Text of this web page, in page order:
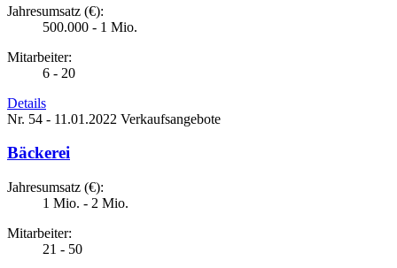
Jahresumsatz (€):
500.000 - 1 Mio.
Mitarbeiter:
6 - 20
Details
Nr. 54 - 11.01.2022 Verkaufsangebote
Bäckerei
Jahresumsatz (€):
1 Mio. - 2 Mio.
Mitarbeiter:
21 - 50